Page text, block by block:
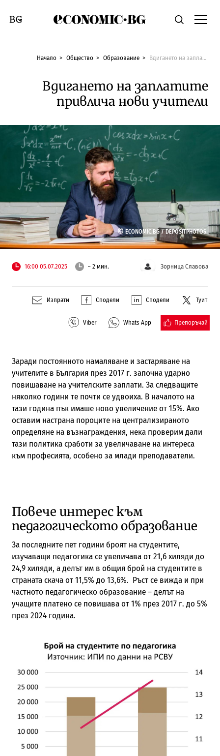
Economic.bgТърсене
Смяна на език
Начало Общество Образование Вдигането на заплатите привлича нови учители
Вдигането на заплатите
привлича нови учители
©ECONOMIC.BG /DEPOSITPHOTOS
16:00 05.07.2025 ~ 2 мин. Зорница Славова
Изпрати Сподели Сподели Туит
Viber Whats App Препоръчай
Заради постоянното намаляване и застаряване на
учителите в България през 2017 г. започна ударно
повишаване на учителските заплати. За следващите
няколко години те почти се удвоиха. В началото на
тази година пък имаше ново увеличение от 15%. Ако
оставим настрана пороците на централизираното
определяне на възнаграждения, нека проверим дали
тази политика сработи за увеличаване на интереса
към професията, особено за млади преподаватели.
Повече интерес към
педагогическото образование
За последните пет години броят на студентите,
изучаващи педагогика се увеличава от 21,6 хиляди до
24,9 хиляди, а делът им в общия брой на студентите в
страната скача от 11,5% до 13,6%. Ръст се вижда и при
частното педагогическо образование – делът на
учащите платено се повишава от 1% през 2017 г. до 5%
през 2024 година.